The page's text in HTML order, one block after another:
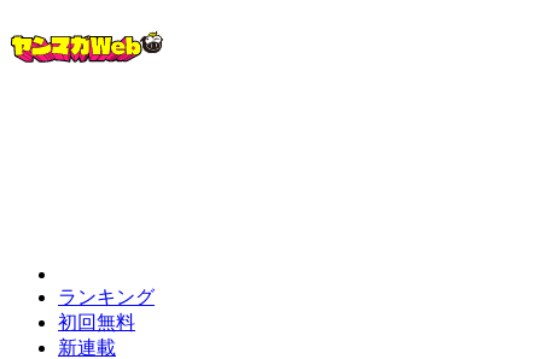
ランキング
初回無料
新連載